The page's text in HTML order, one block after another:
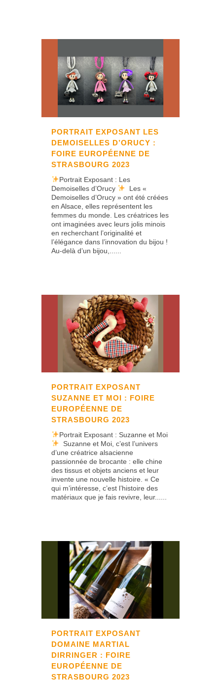
PORTRAIT EXPOSANT LES
DEMOISELLES D’ORUCY :
FOIRE EUROPÉENNE DE
STRASBOURG 2023
Portrait Exposant : Les
Demoiselles d’Orucy
Les «
Demoiselles d’Orucy » ont été créées
en Alsace, elles représentent les
femmes du monde. Les créatrices les
ont imaginées avec leurs jolis minois
en recherchant l’originalité et
l’élégance dans l’innovation du bijou !
Au-delà d’un bijou,......
PORTRAIT EXPOSANT
SUZANNE ET MOI : FOIRE
EUROPÉENNE DE
STRASBOURG 2023
Portrait Exposant : Suzanne et Moi
Suzanne et Moi, c’est l’univers
d’une créatrice alsacienne
passionnée de brocante : elle chine
des tissus et objets anciens et leur
invente une nouvelle histoire. « Ce
qui m’intéresse, c’est l’histoire des
matériaux que je fais revivre, leur......
PORTRAIT EXPOSANT
DOMAINE MARTIAL
DIRRINGER : FOIRE
EUROPÉENNE DE
STRASBOURG 2023